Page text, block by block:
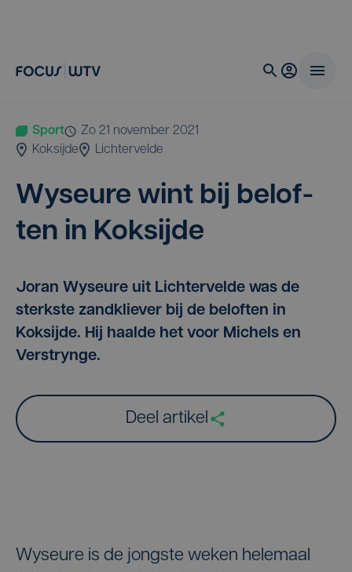
Sport
zo 21 november 2021
Koksijde
Lichtervelde
Wyseu­re wint bij belof­
ten in Koksijde
Joran Wyseure uit Lichtervelde was de
sterkste zandkliever bij de beloften in
Koksijde. Hij haalde het voor Michels en
Verstrynge.
Deel artikel
Wyseure is de jongste weken helemaal